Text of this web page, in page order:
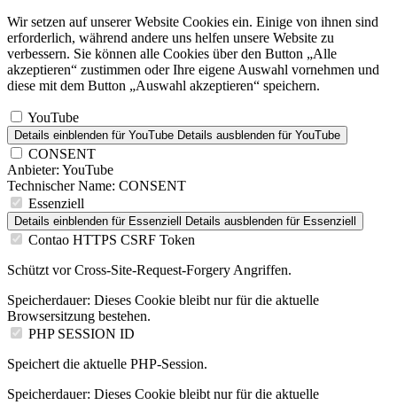
Wir setzen auf unserer Website Cookies ein. Einige von ihnen sind
erforderlich, während andere uns helfen unsere Website zu
verbessern. Sie können alle Cookies über den Button „Alle
akzeptieren“ zustimmen oder Ihre eigene Auswahl vornehmen und
diese mit dem Button „Auswahl akzeptieren“ speichern.
YouTube
Details einblenden für YouTube Details ausblenden für YouTube
CONSENT
Anbieter: YouTube
Technischer Name: CONSENT
Essenziell
Details einblenden für Essenziell Details ausblenden für Essenziell
Contao HTTPS CSRF Token
Schützt vor Cross-Site-Request-Forgery Angriffen.
Speicherdauer: Dieses Cookie bleibt nur für die aktuelle
Browsersitzung bestehen.
PHP SESSION ID
Speichert die aktuelle PHP-Session.
Speicherdauer: Dieses Cookie bleibt nur für die aktuelle